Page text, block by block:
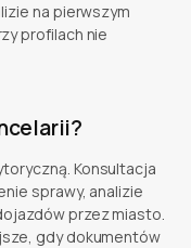
na pierwszym
profilach nie
Konsultacja
sprawy, analizie
przez miasto.
gdy dokumentów